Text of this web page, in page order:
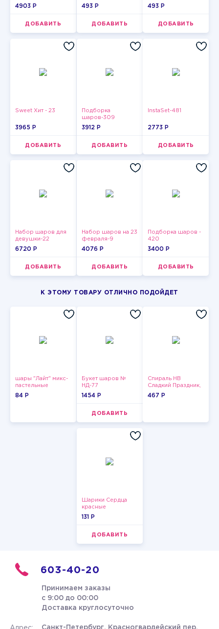
4903 P
ДОБАВИТЬ
2
493 P
ДОБАВИТЬ
493 P
ДОБАВИТЬ
Sweet Хит - 23
3965 P
ДОБАВИТЬ
Подборка
шаров-309
3912 P
ДОБАВИТЬ
InstaSet-481
2773 P
ДОБАВИТЬ
Набор шаров для
девушки-22
6720 P
ДОБАВИТЬ
Набор шаров на 23
февраля-9
4076 P
ДОБАВИТЬ
Подборка шаров -
420
3400 P
ДОБАВИТЬ
К ЭТОМУ ТОВАРУ ОТЛИЧНО ПОДОЙДЕТ
шары "Лайт" микс-
пастельные
84 P
Букет шаров №
НД-77
1454 P
ДОБАВИТЬ
Спираль HB
Сладкий Праздник,
12 шт.
467 P
Шарики Сердца
красные
131 P
ДОБАВИТЬ
603-40-20
Принимаем заказы
с 9:00 до 00:00
Доставка круглосуточно
Санкт-Петербург, Красногвардейский пер.